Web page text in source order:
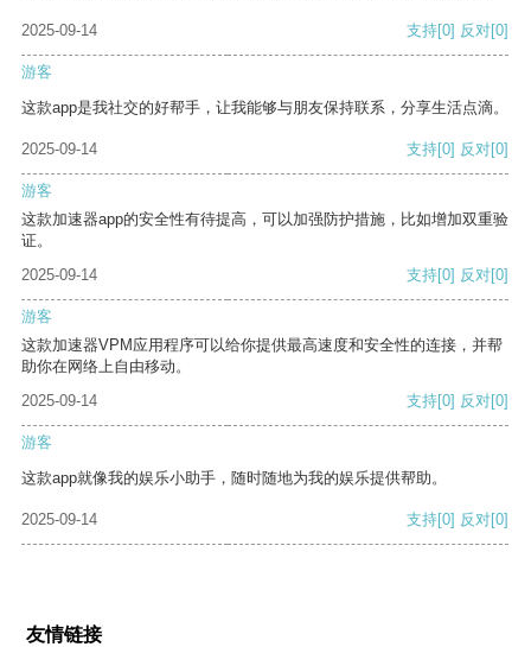
2025-09-14 支持[0] 反对[0]
游客
这款app是我社交的好帮手，让我能够与朋友保持联系，分享生活点滴。
2025-09-14 支持[0] 反对[0]
游客
这款加速器app的安全性有待提高，可以加强防护措施，比如增加双重验
证。
2025-09-14
支持[0] 反对[0]
游客
这款加速器VPM应用程序可以给你提供最高速度和安全性的连接，并帮
助你在网络上自由移动。
2025-09-14
支持[0] 反对[0]
游客
这款app就像我的娱乐小助手，随时随地为我的娱乐提供帮助。
2025-09-14 支持[0] 反对[0]
友情链接